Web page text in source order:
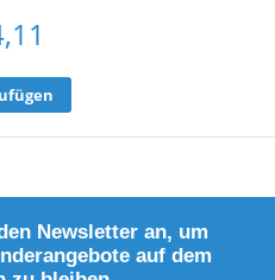
Newsletter an, um
auf dem